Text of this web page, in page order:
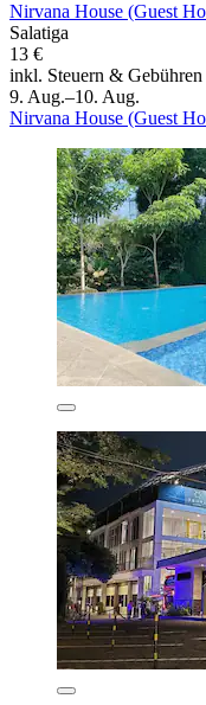
Nirvana House (Guest
Salatiga
13 €
inkl. Steuern & Gebühren
9. Aug.–10. Aug.
Nirvana House (Guest